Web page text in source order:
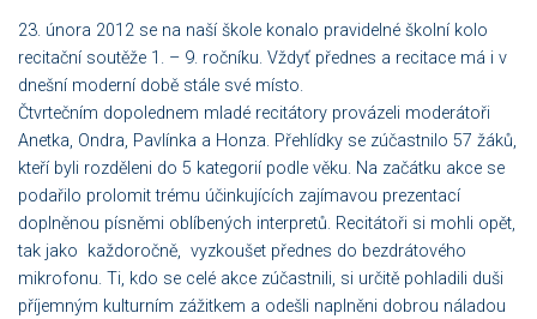
23. února 2012 se na naší škole konalo pravidelné školní kolo
recitační soutěže 1. – 9. ročníku. Vždyť přednes a recitace má i v
dnešní moderní době stále své místo.
Čtvrtečním dopolednem mladé recitátory provázeli moderátoři
Anetka, Ondra, Pavlínka a Honza. Přehlídky se zúčastnilo 57 žáků,
kteří byli rozděleni do 5 kategorií podle věku. Na začátku akce se
podařilo prolomit trému účinkujících zajímavou prezentací
doplněnou písněmi oblíbených interpretů. Recitátoři si mohli opět,
tak jako každoročně, vyzkoušet přednes do bezdrátového
mikrofonu. Ti, kdo se celé akce zúčastnili, si určitě pohladili duši
příjemným kulturním zážitkem a odešli naplněni dobrou náladou